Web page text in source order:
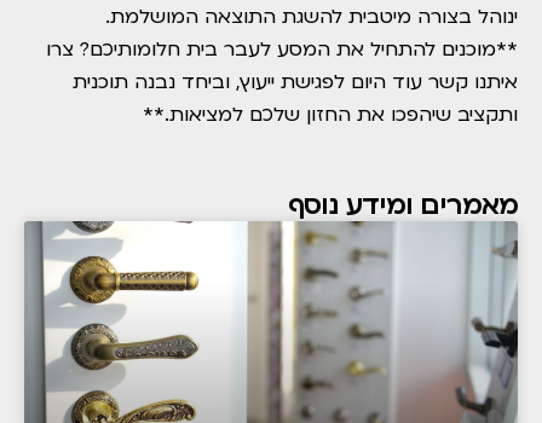
ינוהל בצורה מיטבית להשגת התוצאה המושלמת.
**מוכנים להתחיל את המסע לעבר בית חלומותיכם? צרו
איתנו קשר עוד היום לפגישת ייעוץ, וביחד נבנה תוכנית
ותקציב שיהפכו את החזון שלכם למציאות.**
מאמרים ומידע נוסף